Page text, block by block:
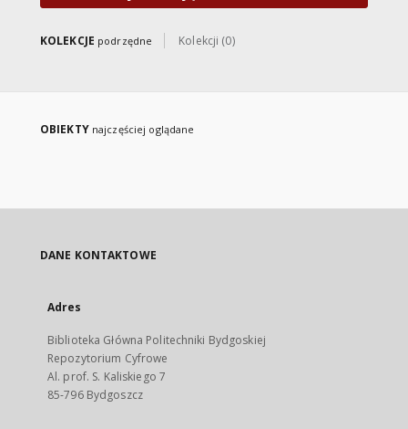
KOLEKCJE podrzędne Kolekcji (0)
OBIEKTY najczęściej oglądane
DANE KONTAKTOWE
Adres
Biblioteka Główna Politechniki Bydgoskiej
Repozytorium Cyfrowe
Al. prof. S. Kaliskiego 7
85-796 Bydgoszcz